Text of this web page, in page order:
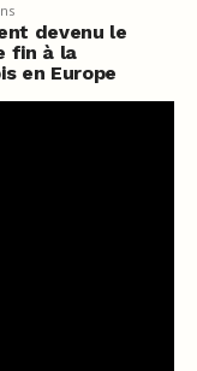
devenu le
fin à la
en Europe